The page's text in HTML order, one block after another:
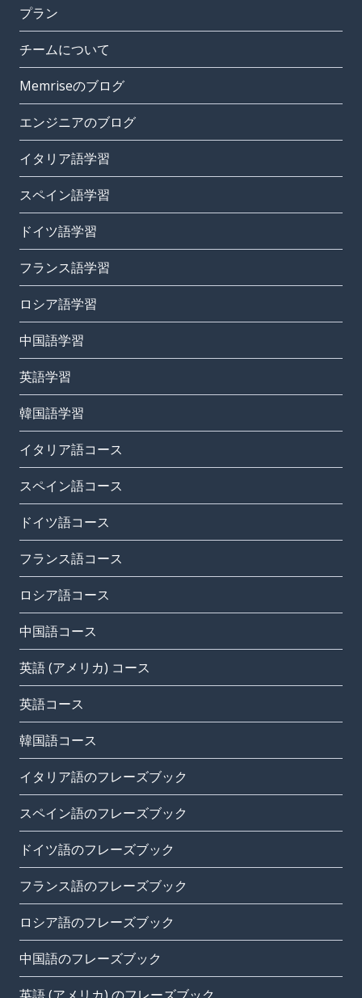
プラン
チームについて
Memriseのブログ
エンジニアのブログ
イタリア語学習
スペイン語学習
ドイツ語学習
フランス語学習
ロシア語学習
中国語学習
英語学習
韓国語学習
イタリア語コース
スペイン語コース
ドイツ語コース
フランス語コース
ロシア語コース
中国語コース
英語 (アメリカ) コース
英語コース
韓国語コース
イタリア語のフレーズブック
スペイン語のフレーズブック
ドイツ語のフレーズブック
フランス語のフレーズブック
ロシア語のフレーズブック
中国語のフレーズブック